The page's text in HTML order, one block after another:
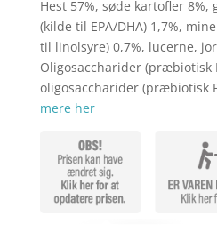
Hest 57%, søde kartofler 8%,
(kilde til EPA/DHA) 1,7%,
til linolsyre) 0,7%, lucerne,
Oligosaccharider (præbiotisk
oligosaccharider (præbiotisk
mere her